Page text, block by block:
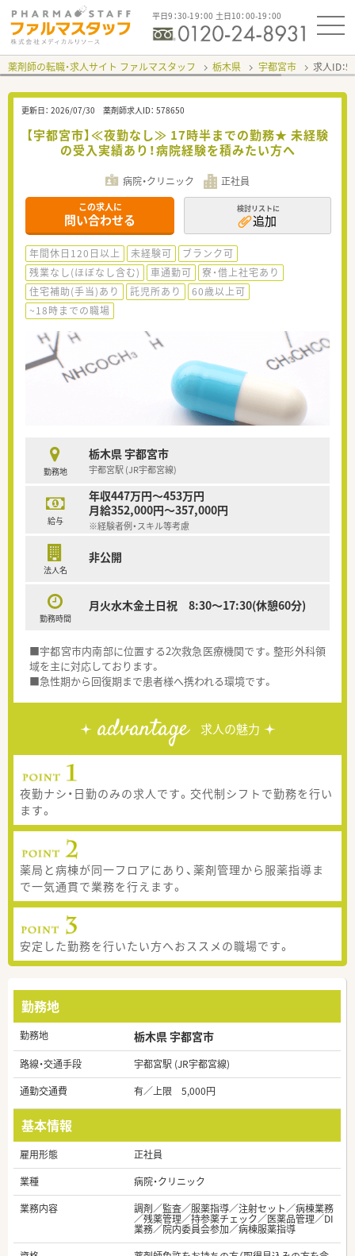
平日9：30-19：00 土日10：00-19：00
薬剤師の転職・求人サイト ファルマスタッフ 栃木県 宇都宮市 求人ID：
更新日： 2026/07/30 薬剤師求人ID： 578650
【宇都宮市】≪夜勤なし≫ 17時半までの勤務★ 未経験
の受入実績あり！病院経験を積みたい方へ
病院・クリニック 正社員
この求人に
問い合わせる
検討リストに
追加
年間休日120日以上 未経験可
ブランク可
残業なし(ほぼなし含む)
車通勤可
寮・借上社宅あり
住宅補助(手当)あり
託児所あり
60歳以上可
~18時までの職場
勤務地
栃木県 宇都宮市
宇都宮駅 (JR宇都宮線)
給与
年収447万円～453万円
月給352,000円～357,000円
※経験者例・スキル等考慮
法人名
非公開
勤務時間
月火水木金土日祝 8:30～17:30(休憩60分)
■宇都宮市内南部に位置する2次救急医療機関です。整形外科領
域を主に対応しております。
■急性期から回復期まで患者様へ携われる環境です。
advantage 求人の魅力
夜勤ナシ・日勤のみの求人です。交代制シフトで勤務を行い
ます。
薬局と病棟が同一フロアにあり、薬剤管理から服薬指導ま
で一気通貫で業務を行えます。
安定した勤務を行いたい方へおススメの職場です。
勤務地
勤務地 栃木県 宇都宮市
路線・交通手段
宇都宮駅 (JR宇都宮線)
通勤交通費
有／上限 5,000円
基本情報
雇用形態
正社員
業種
病院・クリニック
業務内容
調剤／監査／服薬指導／注射セット／病棟業務
／残薬管理／持参薬チェック／医薬品管理／DI
業務／院内委員会参加／病棟服薬指導